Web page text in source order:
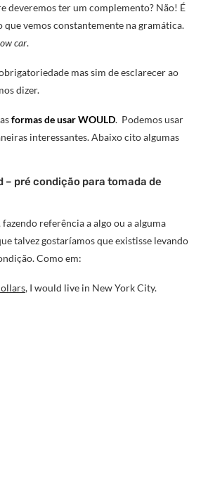
deveremos ter um complemento? Não! É
que vemos constantemente na gramática.
car.
mas sim de esclarecer ao
dizer.
formas de usar WOULD. Podemos usar
interessantes. Abaixo cito algumas
– pré condição para tomada de
referência a algo ou a alguma
talvez gostaríamos que existisse levando
Como em:
, I would live in New York City.